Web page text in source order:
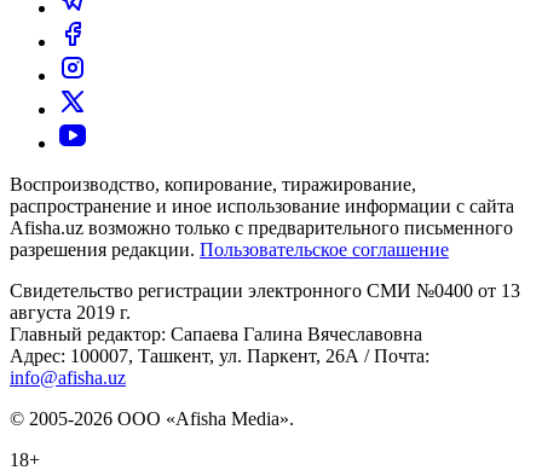
Воспроизводство, копирование, тиражирование,
распространение и иное использование информации с сайта
Afisha.uz возможно только с предварительного письменного
разрешения редакции. Пользовательское соглашение
Свидетельство регистрации электронного СМИ №0400 от 13
августа 2019 г.
Главный редактор: Сапаева Галина Вячеславовна
Адрес: 100007, Ташкент, ул. Паркент, 26А / Почта:
info@afisha.uz
© 2005-2026 ООО «Afisha Media».
18+